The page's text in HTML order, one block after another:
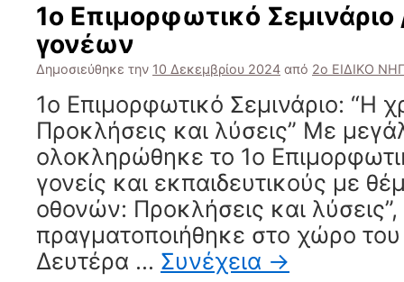
1ο Επιμορφωτικό
γονέων
Δημοσιεύθηκε την 10 Δεκεμβρίου 2024 από 2ο ΕΙΔΙΚΟ
1ο Επιμορφωτικό Σεμινάριο: “Η
Προκλήσεις και λύσεις” Με
ολοκληρώθηκε το 1ο
γονείς και εκπαιδευτικούς με
οθονών: Προκλήσεις και λύσεις”,
πραγματοποιήθηκε στο χώρο του
Δευτέρα … Συνέχεια →